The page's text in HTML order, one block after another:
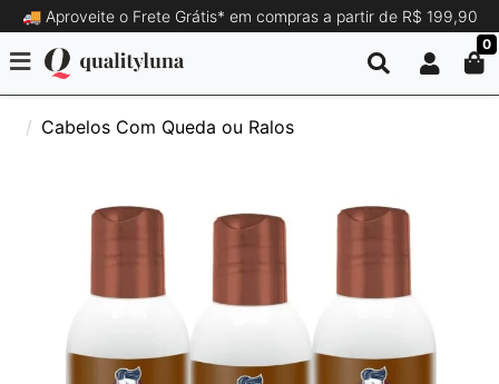
🚚 Aproveite o Frete Grátis* em compras a partir de R$ 199,90
0
Cabelos Com Queda ou Ralos